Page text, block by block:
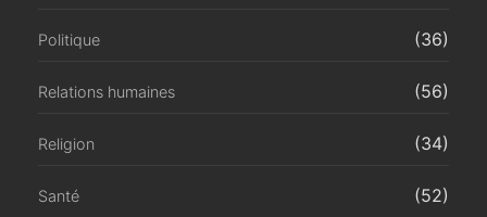
Politique (36)
Relations humaines (56)
Religion (34)
Santé (52)